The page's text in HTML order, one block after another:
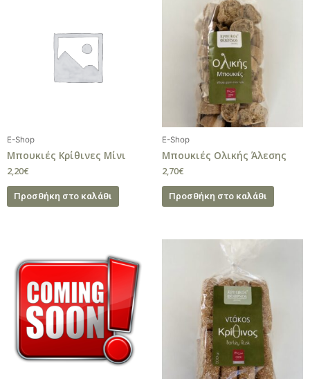
E-Shop
Μπουκιές Κρίθινες Μίνι
2,20€
Προσθήκη στο καλάθι
E-Shop
Μπουκιές Ολικής Άλεσης
2,70€
Προσθήκη στο καλάθι